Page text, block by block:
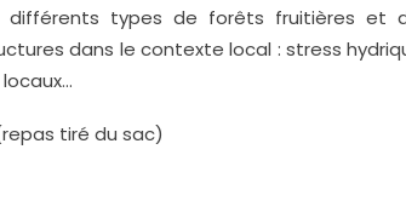
différents types de forêts fruitières et
dans le contexte local : stress
tiré du sac)